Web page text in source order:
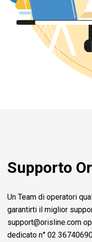
Supporto
Un Team di operatori
garantirti il miglior
support@orisline.com
dedicato n° 02